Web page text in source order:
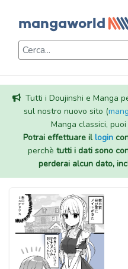
Tutti i Doujinshi e Manga
sul nostro nuovo sito (
Manga classici,
Potrai effettuare illogin
perchè tutti i dati sono
perderai alcun dato,